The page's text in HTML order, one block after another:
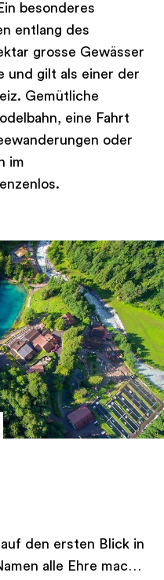
besonderes
entlang des
grosse Gewässer
und gilt als einer der
Gemütliche
eine Fahrt
oder
im
den ersten Blick in
alle Ehre macht.